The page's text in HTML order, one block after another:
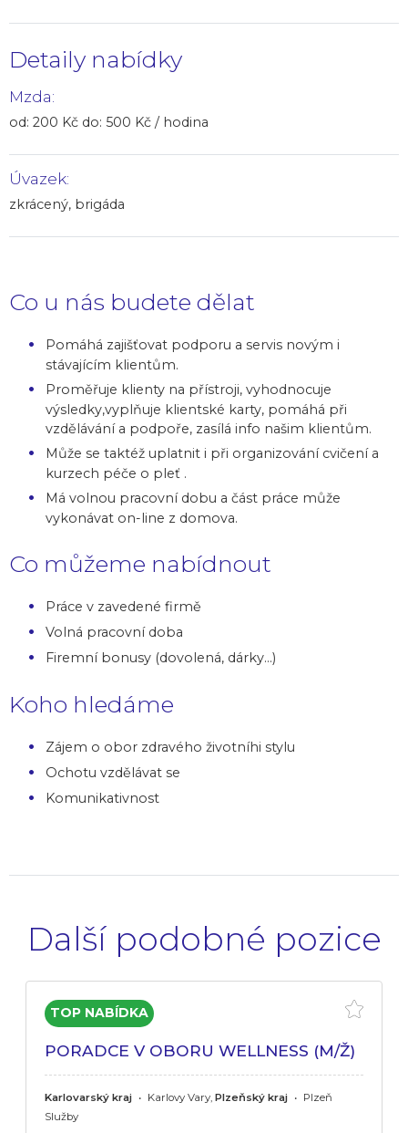
Detaily nabídky
Mzda:
od: 200 Kč do: 500 Kč / hodina
Úvazek:
zkrácený, brigáda
Co u nás budete dělat
Pomáhá zajišťovat podporu a servis novým i
stávajícím klientům.
Proměřuje klienty na přístroji, vyhodnocuje
výsledky,vyplňuje klientské karty, pomáhá při
vzdělávání a podpoře, zasílá info našim klientům.
Může se taktéž uplatnit i při organizování cvičení a
kurzech péče o pleť .
Má volnou pracovní dobu a část práce může
vykonávat on-line z domova.
Co můžeme nabídnout
Práce v zavedené firmě
Volná pracovní doba
Firemní bonusy (dovolená, dárky...)
Koho hledáme
Zájem o obor zdravého životníhi stylu
Ochotu vzdělávat se
Komunikativnost
Další podobné pozice
PORADCE V OBORU WELLNESS (M/Ž)
Karlovarský kraj • Karlovy Vary, Plzeňský kraj • Plzeň
Služby